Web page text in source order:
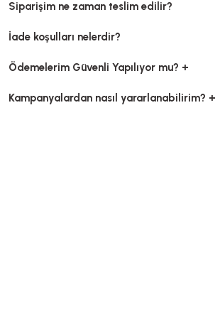
Siparişim ne zaman teslim edilir?
İade koşulları nelerdir?
Ödemelerim Güvenli Yapılıyor mu? +
Kampanyalardan nasıl yararlanabilirim? +